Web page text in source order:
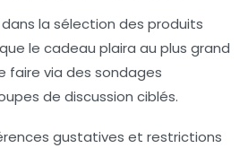
la sélection des produits
le cadeau plaira au plus grand
faire via des sondages
de discussion ciblés.
gustatives et restrictions